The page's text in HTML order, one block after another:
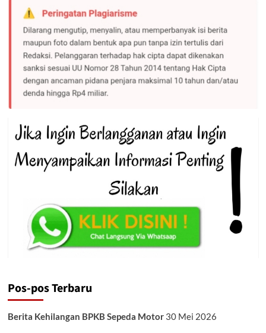
Pos-pos Terbaru
Berita Kehilangan BPKB Sepeda Motor 30 Mei 2026